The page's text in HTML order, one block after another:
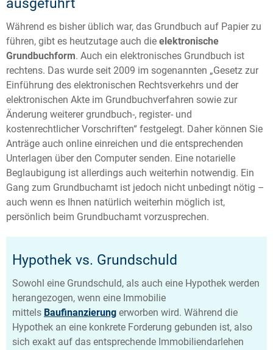
ausgeführt
Während es bisher üblich war, das Grundbuch auf Papier zu
führen, gibt es heutzutage auch die elektronische
Grundbuchform. Auch ein elektronisches Grundbuch ist
rechtens. Das wurde seit 2009 im sogenannten „Gesetz zur
Einführung des elektronischen Rechtsverkehrs und der
elektronischen Akte im Grundbuchverfahren sowie zur
Änderung weiterer grundbuch-, register- und
kostenrechtlicher Vorschriften“ festgelegt. Daher können Sie
Anträge auch online einreichen und die entsprechenden
Unterlagen über den Computer senden. Eine notarielle
Beglaubigung ist allerdings auch weiterhin notwendig. Ein
Gang zum Grundbuchamt ist jedoch nicht unbedingt nötig –
auch wenn es Ihnen natürlich weiterhin möglich ist,
persönlich beim Grundbuchamt vorzusprechen.
Hypothek vs. Grundschuld
Sowohl eine Grundschuld, als auch eine Hypothek werden
herangezogen, wenn eine Immobilie
mittels Baufinanzierung erworben wird. Während die
Hypothek an eine konkrete Forderung gebunden ist, also
sich exakt auf das entsprechende Immobiliendarlehen